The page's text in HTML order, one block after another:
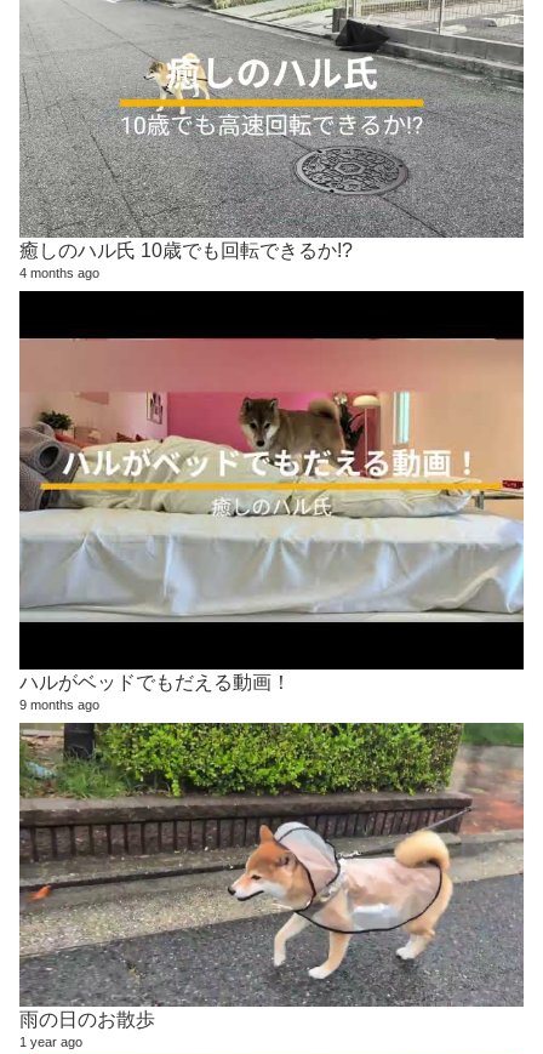
癒しのハル氏 10歳でも回転できるか!?
4 months ago
ハルがベッドでもだえる動画！
9 months ago
雨の日のお散歩
1 year ago